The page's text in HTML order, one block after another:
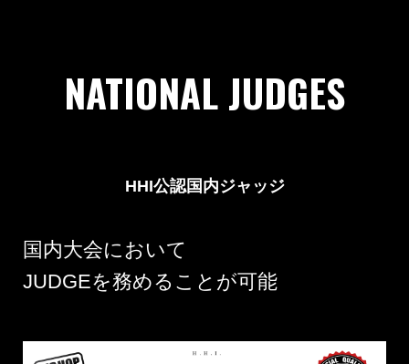
NATIONAL JUDGES
HHI公認国内ジャッジ
国内大会において
JUDGEを務めることが可能